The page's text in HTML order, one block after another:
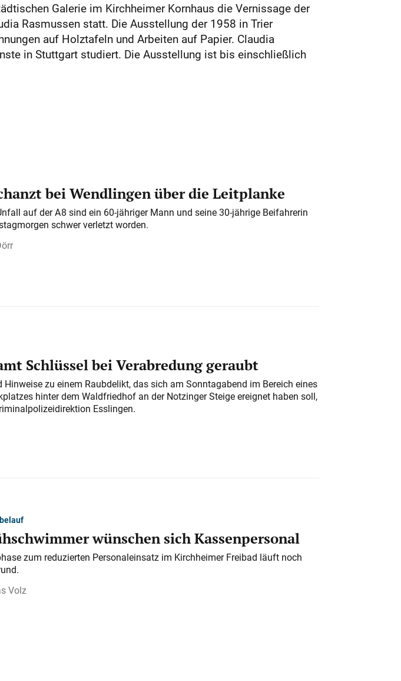
Galerie im Kirchheimer Kornhaus die Vernissage der
Rasmussen statt. Die Ausstellung der 1958 in Trier
auf Holztafeln und Arbeiten auf Papier. Claudia
in Stuttgart studiert. Die Ausstellung ist bis einschließlich
bei Wendlingen über die Leitplanke
auf der A 8 sind ein 60-jähriger Mann und seine 30-jährige Beifahrerin
schwer verletzt worden.
Schlüssel bei Verabredung geraubt
Hinweise zu einem Raubdelikt, das sich am Sonntagabend im Bereich eines
hinter dem Waldfriedhof an der Notzinger Steige ereignet haben soll,
Esslingen.
wünschen sich Kassenpersonal
zum reduzierten Personaleinsatz im Kirchheimer Freibad läuft noch
Volz